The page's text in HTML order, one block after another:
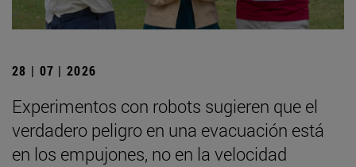
28 | 07 | 2026
Experimentos con robots sugieren que el
verdadero peligro en una evacuación está
en los empujones, no en la velocidad